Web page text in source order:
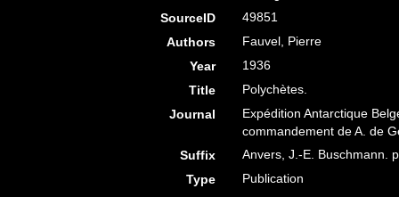
SourceID
49851
Authors
Fauvel, Pierre
Year
1936
Title
Polychètes.
Journal
Expédition Antarctique
commandement de A. de
Suffix
Anvers, J.-E. Buschmann.
Type
Publication